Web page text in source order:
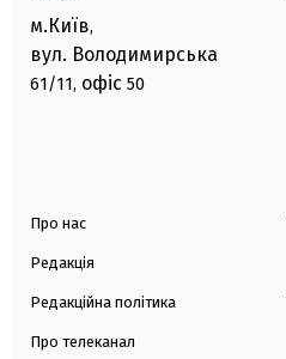
м.Київ,
вул. Володимирська
61/11, офіс 50
Про нас
Редакція
Редакційна політика
Про телеканал